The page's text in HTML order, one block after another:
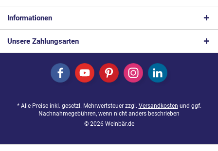
Informationen
Unsere Zahlungsarten
* Alle Preise inkl. gesetzl. Mehrwertsteuer zzgl. Versandkosten und ggf.
Nachnahmegebühren, wenn nicht anders beschrieben
© 2026 Weinbär.de